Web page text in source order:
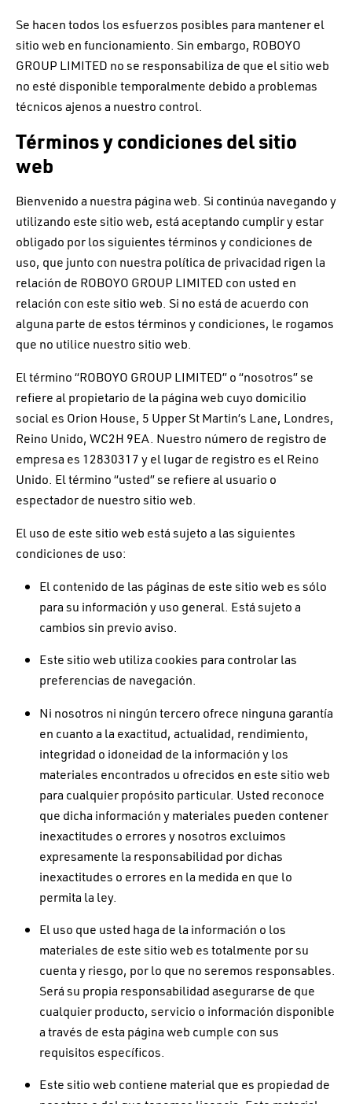
Se hacen todos los esfuerzos posibles para mantener el
sitio web en funcionamiento. Sin embargo, ROBOYO
GROUP LIMITED no se responsabiliza de que el sitio web
no esté disponible temporalmente debido a problemas
técnicos ajenos a nuestro control.
Términos y condiciones del sitio
web
Bienvenido a nuestra página web. Si continúa navegando y
utilizando este sitio web, está aceptando cumplir y estar
obligado por los siguientes términos y condiciones de
uso, que junto con nuestra política de privacidad rigen la
relación de ROBOYO GROUP LIMITED con usted en
relación con este sitio web. Si no está de acuerdo con
alguna parte de estos términos y condiciones, le rogamos
que no utilice nuestro sitio web.
El término “ROBOYO GROUP LIMITED” o “nosotros” se
refiere al propietario de la página web cuyo domicilio
social es Orion House, 5 Upper St Martin’s Lane, Londres,
Reino Unido, WC2H 9EA. Nuestro número de registro de
empresa es 12830317 y el lugar de registro es el Reino
Unido. El término “usted” se refiere al usuario o
espectador de nuestro sitio web.
El uso de este sitio web está sujeto a las siguientes
condiciones de uso:
El contenido de las páginas de este sitio web es sólo
para su información y uso general. Está sujeto a
cambios sin previo aviso.
Este sitio web utiliza cookies para controlar las
preferencias de navegación.
Ni nosotros ni ningún tercero ofrece ninguna garantía
en cuanto a la exactitud, actualidad, rendimiento,
integridad o idoneidad de la información y los
materiales encontrados u ofrecidos en este sitio web
para cualquier propósito particular. Usted reconoce
que dicha información y materiales pueden contener
inexactitudes o errores y nosotros excluimos
expresamente la responsabilidad por dichas
inexactitudes o errores en la medida en que lo
permita la ley.
El uso que usted haga de la información o los
materiales de este sitio web es totalmente por su
cuenta y riesgo, por lo que no seremos responsables.
Será su propia responsabilidad asegurarse de que
cualquier producto, servicio o información disponible
a través de esta página web cumple con sus
requisitos específicos.
Este sitio web contiene material que es propiedad de